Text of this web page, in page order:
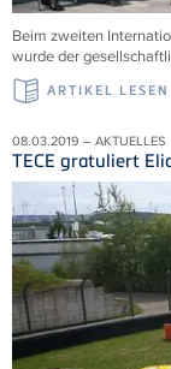
Beim zweiten
wurde der
ARTIKEL LESEN
08.03.2019 – AKTUELLES
TECE gratuliert